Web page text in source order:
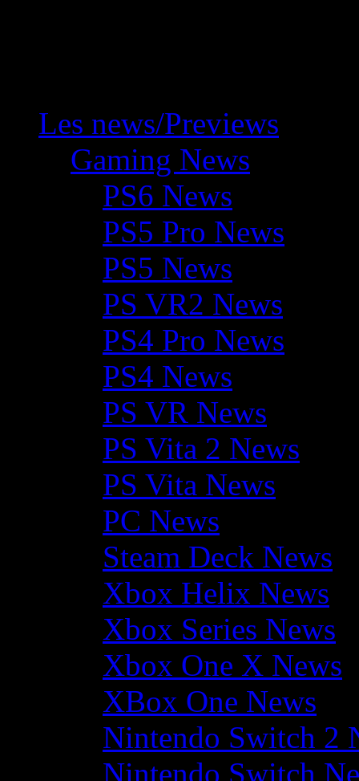
Les news/Previews
Gaming News
PS6 News
PS5 Pro News
PS5 News
PS VR2 News
PS4 Pro News
PS4 News
PS VR News
PS Vita 2 News
PS Vita News
PC News
Steam Deck News
Xbox Helix News
Xbox Series News
Xbox One X News
XBox One News
Nintendo Switch 2
Nintendo Switch